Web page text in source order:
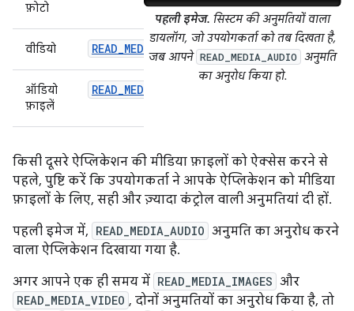
पहली इमेज. सिस्टम की अनुमतियों वाला
डायलॉग, जो उपयोगकर्ता को तब दिखता है,
जब आपने READ_MEDIA_AUDIO अनुमति
का अनुरोध किया हो.
फ़ोटो
वीडियो READ_MEDIA_VIDEO
ऑडियो
फ़ाइलें
READ_MEDIA_AUDIO
किसी दूसरे ऐप्लिकेशन की मीडिया फ़ाइलों को ऐक्सेस करने से
पहले, पुष्टि करें कि उपयोगकर्ता ने आपके ऐप्लिकेशन को मीडिया
फ़ाइलों के लिए, सही और ज़्यादा कंट्रोल वाली अनुमतियां दी हों.
पहली इमेज में, READ_MEDIA_AUDIO अनुमति का अनुरोध करने
वाला ऐप्लिकेशन दिखाया गया है.
अगर आपने एक ही समय में READ_MEDIA_IMAGES और
READ_MEDIA_VIDEO , दोनों अनुमतियों का अनुरोध किया है, तो